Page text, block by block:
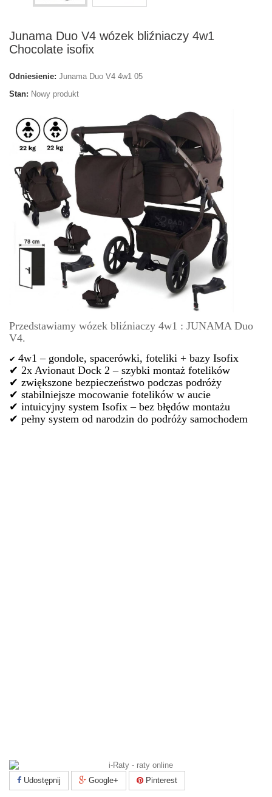
Junama Duo V4 wózek bliźniaczy 4w1
Chocolate isofix
Odniesienie: Junama Duo V4 4w1 05
Stan: Nowy produkt
Przedstawiamy wózek bliźniaczy 4w1 : JUNAMA Duo
V4.
✔ 4w1 – gondole, spacerówki, foteliki + bazy Isofix
✔ 2x Avionaut Dock 2 – szybki montaż fotelików
✔ zwiększone bezpieczeństwo podczas podróży
✔ stabilniejsze mocowanie fotelików w aucie
✔ intuicyjny system Isofix – bez błędów montażu
✔ pełny system od narodzin do podróży samochodem
Udostępnij Google+ Pinterest